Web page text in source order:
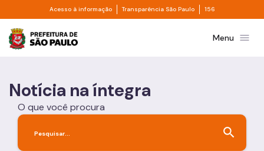
Pular para o Conteúdo principal
Acesso à informação Divisor de acesso à informação
Transparência São Paulo Divisor de
156
Prefeitura de São PauloMenu menu
Notícia na íntegra
O que você procura
search